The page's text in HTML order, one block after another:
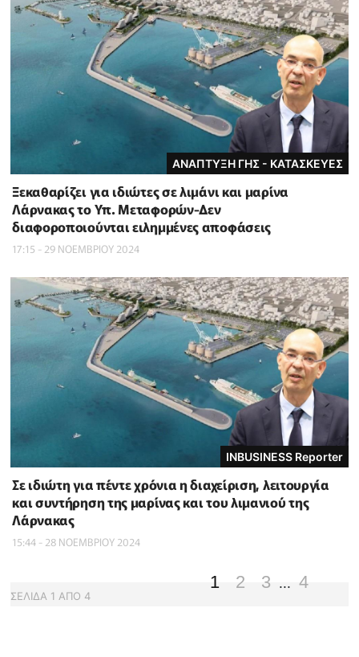
ΑΝΑΠΤΥΞΗ ΓΗΣ - ΚΑΤΑΣΚΕΥΕΣ
Ξεκαθαρίζει για ιδιώτες σε λιμάνι και μαρίνα
Λάρνακας το Υπ. Μεταφορών-Δεν
διαφοροποιούνται ειλημμένες αποφάσεις
17:15 - 29 ΝΟΕΜΒΡΙΟΥ 2024
INBUSINESS Reporter
Σε ιδιώτη για πέντε χρόνια η διαχείριση, λειτουργία
και συντήρηση της μαρίνας και του λιμανιού της
Λάρνακας
15:44 - 28 ΝΟΕΜΒΡΙΟΥ 2024
ΣΕΛΙΔΑ 1 ΑΠΟ 4
1 2 3 ... 4